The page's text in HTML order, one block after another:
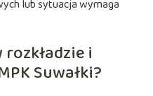
lub sytuacja wymaga
i
Suwałki?